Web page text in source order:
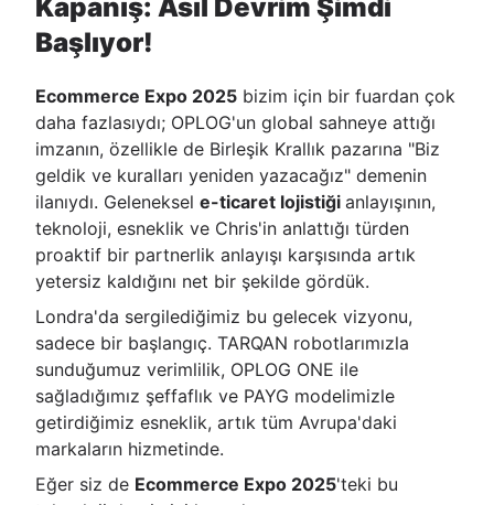
Kapanış: Asıl Devrim Şimdi
Başlıyor!
Ecommerce Expo 2025 bizim için bir fuardan çok
daha fazlasıydı; OPLOG'un global sahneye attığı
imzanın, özellikle de Birleşik Krallık pazarına "Biz
geldik ve kuralları yeniden yazacağız" demenin
ilanıydı. Geleneksel e-ticaret lojistiği anlayışının,
teknoloji, esneklik ve Chris'in anlattığı türden
proaktif bir partnerlik anlayışı karşısında artık
yetersiz kaldığını net bir şekilde gördük.
Londra'da sergilediğimiz bu gelecek vizyonu,
sadece bir başlangıç. TARQAN robotlarımızla
sunduğumuz verimlilik, OPLOG ONE ile
sağladığımız şeffaflık ve PAYG modelimizle
getirdiğimiz esneklik, artık tüm Avrupa'daki
markaların hizmetinde.
Eğer siz de Ecommerce Expo 2025'teki bu